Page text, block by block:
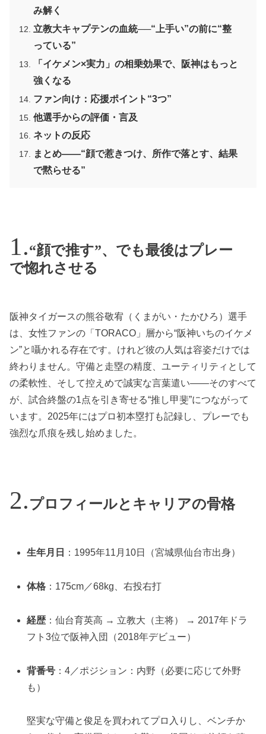
み解く
立教大キャプテンの血統──“上手い”の前に“整
っている”
「イケメン×実力」の相乗効果で、阪神はもっと
強くなる
ファン向け：応援ポイント“3つ”
他選手からの評価・言及
ネットの反応
まとめ——“顔で惹きつけ、所作で落とす、結果
で黙らせる”
“顔で推す”、でも最後はプレー
で惚れさせる
阪神タイガースの熊谷敬宥（くまがい・たかひろ）選手
は、女性ファンの「TORACO」層から“阪神いちのイケメ
ン”と囁かれる存在です。けれど彼の人気は容姿だけでは
終わりません。守備と走塁の精度、ユーティリティとして
の柔軟性、そして控えめで誠実な言葉遣い——そのすべて
が、試合終盤の1点を引き寄せる“推し甲斐”につながって
います。2025年にはプロ初本塁打も記録し、プレーでも
強烈な爪痕を残し始めました。
プロフィールとキャリアの骨格
生年月日 ：1995年11月10日（宮城県仙台市出身）
体格 ：175cm／68kg、右投右打
経歴 ：仙台育英高 → 立教大（主将） → 2017年ドラ
フト3位で阪神入団（2018年デビュー）
背番号 ：4／ポジション：内野（必要に応じて外野
も）
堅実な守備と俊足を買われてプロ入りし、ベンチか